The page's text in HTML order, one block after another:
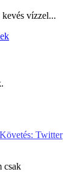
vízzel...
csak